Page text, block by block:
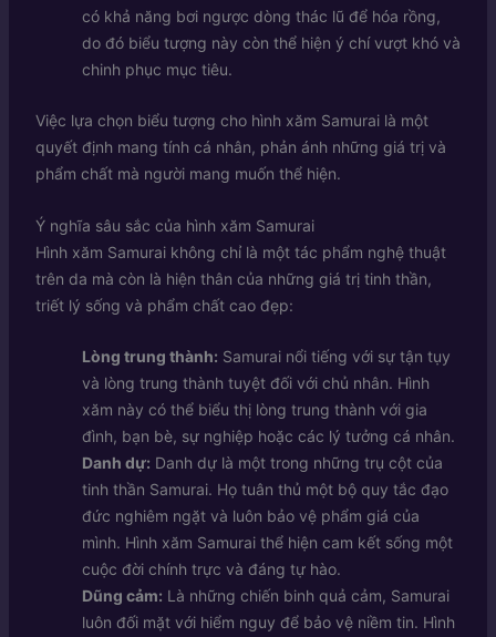
có khả năng bơi ngược dòng thác lũ để hóa rồng,
do đó biểu tượng này còn thể hiện ý chí vượt khó và
chinh phục mục tiêu.
Việc lựa chọn biểu tượng cho hình xăm Samurai là một
quyết định mang tính cá nhân, phản ánh những giá trị và
phẩm chất mà người mang muốn thể hiện.
Ý nghĩa sâu sắc của hình xăm Samurai
Hình xăm Samurai không chỉ là một tác phẩm nghệ thuật
trên da mà còn là hiện thân của những giá trị tinh thần,
triết lý sống và phẩm chất cao đẹp:
Lòng trung thành: Samurai nổi tiếng với sự tận tụy
và lòng trung thành tuyệt đối với chủ nhân. Hình
xăm này có thể biểu thị lòng trung thành với gia
đình, bạn bè, sự nghiệp hoặc các lý tưởng cá nhân.
Danh dự: Danh dự là một trong những trụ cột của
tinh thần Samurai. Họ tuân thủ một bộ quy tắc đạo
đức nghiêm ngặt và luôn bảo vệ phẩm giá của
mình. Hình xăm Samurai thể hiện cam kết sống một
cuộc đời chính trực và đáng tự hào.
Dũng cảm: Là những chiến binh quả cảm, Samurai
luôn đối mặt với hiểm nguy để bảo vệ niềm tin. Hình